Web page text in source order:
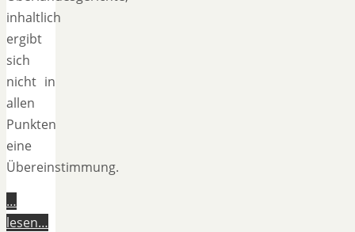
inhaltlich
ergibt
sich
nicht in
allen
Punkten
eine
Übereinstimmung.
…
lesen…